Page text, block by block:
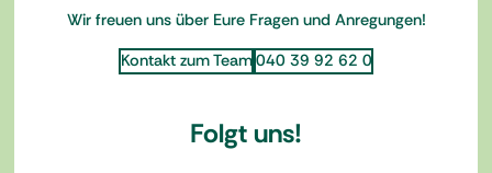
Wir freuen uns über Eure Fragen und Anregungen!
Kontakt zum Team 040 39 92 62 0
Folgt uns!